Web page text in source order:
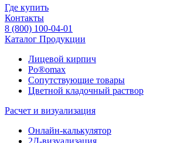
Где купить
Контакты
8 (800) 100-04-01
Каталог Продукции
Лицевой кирпич
Po®omax
Сопутствующие товары
Цветной кладочный раствор
Расчет и визуализация
Онлайн-калькулятор
2Д-визуализация